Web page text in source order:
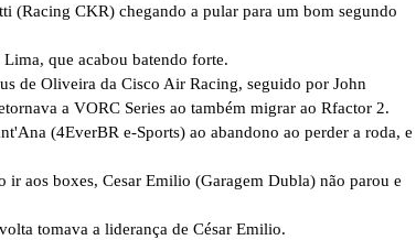
(Racing CKR) chegando a pular para um bom segundo
que acabou batendo forte.
de Oliveira da Cisco Air Racing, seguido por John
a VORC Series ao também migrar ao Rfactor 2.
(4EverBR e-Sports) ao abandono ao perder a roda, e
aos boxes, Cesar Emilio (Garagem Dubla) não parou e
tomava a liderança de César Emilio.